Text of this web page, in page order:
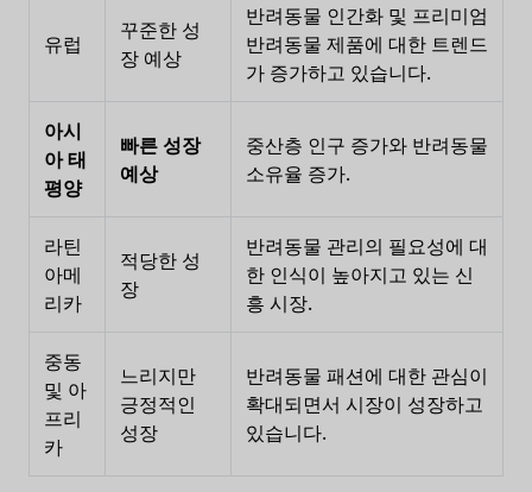
유럽
꾸준한 성
장 예상
반려동물 인간화 및 프리미엄
반려동물 제품에 대한 트렌드
가 증가하고 있습니다.
아시
아 태
평양
빠른 성장
예상
중산층 인구 증가와 반려동물
소유율 증가.
라틴
아메
리카
적당한 성
장
반려동물 관리의 필요성에 대
한 인식이 높아지고 있는 신
흥 시장.
중동
및 아
프리
카
느리지만
긍정적인
성장
반려동물 패션에 대한 관심이
확대되면서 시장이 성장하고
있습니다.